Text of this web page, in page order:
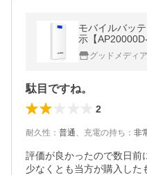
モバイルバッ
示【
PSE対応品
グッドメディ
駄目ですね。
2
耐久性 ： 普通、 充電の持ち ： 非
評価が良かったので数日前
少なくとも当方が購入した